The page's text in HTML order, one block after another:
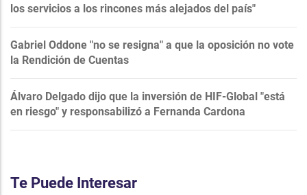
los servicios a los rincones más alejados del país"
Gabriel Oddone "no se resigna" a que la oposición no vote
la Rendición de Cuentas
Álvaro Delgado dijo que la inversión de HIF-Global "está
en riesgo" y responsabilizó a Fernanda Cardona
Te Puede Interesar